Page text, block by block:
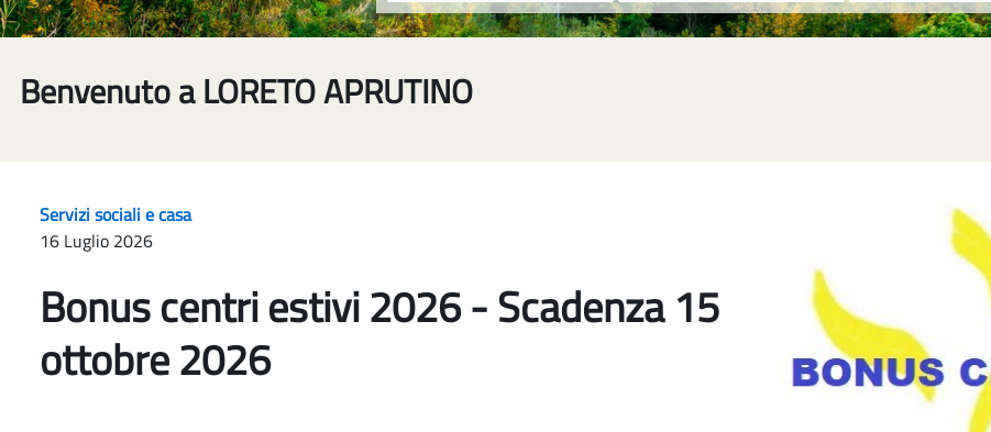
Benvenuto a LORETO APRUTINO
Servizi sociali e casa
16 Luglio 2026
Bonus centri estivi 2026 - Scadenza 15
ottobre 2026